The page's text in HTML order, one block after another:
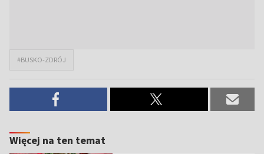
#BUSKO-ZDRÓJ
Więcej na ten temat